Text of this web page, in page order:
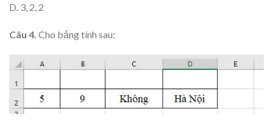
D. 3, 2, 2
Câu 4. Cho bảng tính sau: